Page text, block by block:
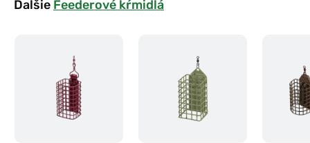
Ďalšie Feederové kŕmidlá